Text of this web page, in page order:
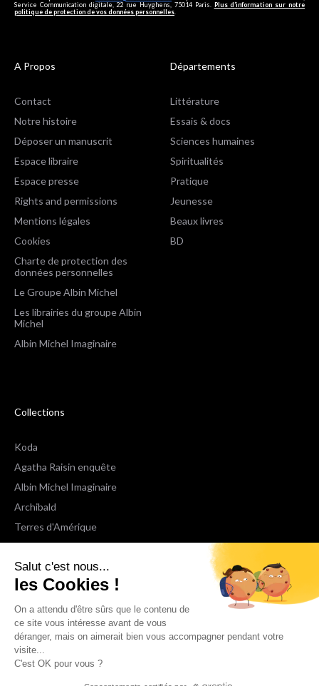
Salut c'est nous...
les Cookies !
On a attendu d'être sûrs que le contenu de
ce site vous intéresse avant de vous
déranger, mais on aimerait bien vous accompagner pendant votre
visite...
C'est OK pour vous ?
Service Communication digitale, 22 rue Huyghens, 75014 Paris. Plus d’information sur notre
politique de protection de vos données personnelles
A Propos
Contact
Notre histoire
Déposer un manuscrit
Espace libraire
Espace presse
Rights and permissions
Mentions légales
Cookies
Charte de protection des
données personnelles
Le Groupe Albin Michel
Les librairies du groupe Albin
Michel
Albin Michel Imaginaire
Départements
Littérature
Essais & docs
Sciences humaines
Spiritualités
Pratique
Jeunesse
Beaux livres
BD
Collections
Koda
Agatha Raisin enquête
Albin Michel Imaginaire
Archibald
Terres d'Amérique
Espaces Libres Poche
NOX
Wiz
Voir toutes les collections
Nous suivre